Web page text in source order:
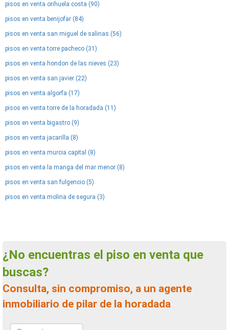
pisos en venta orihuela costa (90)
pisos en venta benijofar (84)
pisos en venta san miguel de salinas (56)
pisos en venta torre pacheco (31)
pisos en venta hondon de las nieves (23)
pisos en venta san javier (22)
pisos en venta algorfa (17)
pisos en venta torre de la horadada (11)
pisos en venta bigastro (9)
pisos en venta jacarilla (8)
pisos en venta murcia capital (8)
pisos en venta la manga del mar menor (8)
pisos en venta san fulgencio (5)
pisos en venta molina de segura (3)
¿No encuentras el piso en venta que
buscas?
Consulta, sin compromiso, a un agente
inmobiliario de pilar de la horadada